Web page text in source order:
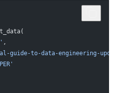
,
guide-to-data-engineering-